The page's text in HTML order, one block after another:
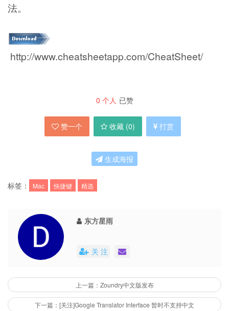
法。
http://www.cheatsheetapp.com/CheatSheet/
0 个人 已赞
赞一个 收藏 (0) 打赏
生成海报
标签： Mac 快捷键 精选
东方星雨
关 注
上一篇：Zoundry中文版发布
下一篇：[关注]Google Translator Interface 暂时不支持中文